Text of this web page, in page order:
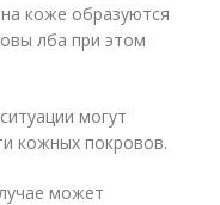
коже образуются
лба при этом
могут
кожных покровов.
может